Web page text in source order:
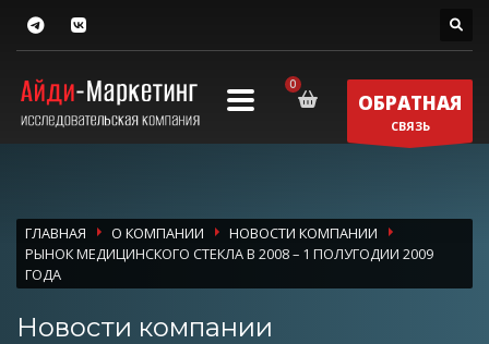
ОБРАТНАЯ
СВЯЗЬ
ГЛАВНАЯ О КОМПАНИИ
НОВОСТИ КОМПАНИИ
РЫНОК МЕДИЦИНСКОГО СТЕКЛА В 2008 – 1 ПОЛУГОДИИ 2009
ГОДА
Новости компании